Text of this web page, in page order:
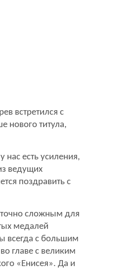
встретился с
нового титула,
есть усиления,
ведущих
поздравить с
сложным для
медалей
всегда с большим
главе с великим
«Енисея». Да и